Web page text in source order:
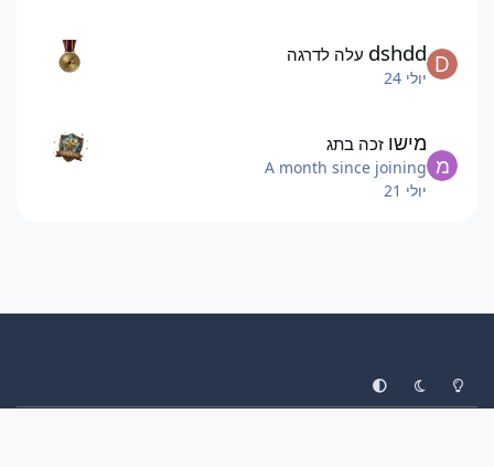
dshdd עלה לדרגה
יולי 24
מישו זכה בתג
A month since joining
יולי 21
Light Mode
Dark Mode
System Preference